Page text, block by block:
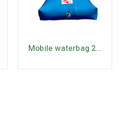
Mobile waterbag 2m3